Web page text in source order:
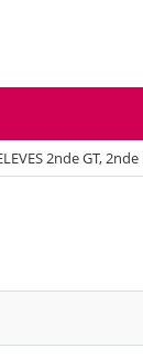
2nde GT, 2nde